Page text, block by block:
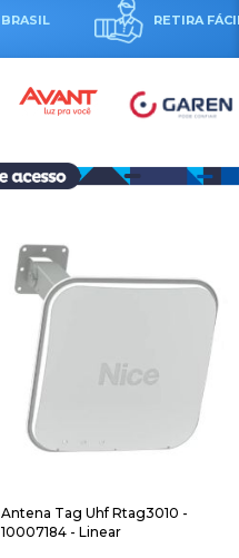
COMPRE E PONTUE NO
Antena Tag Uhf Rtag3010 -
10007184 - Linear